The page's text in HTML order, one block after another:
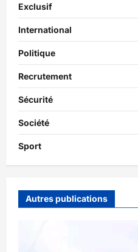
Exclusif
International
Politique
Recrutement
Sécurité
Société
Sport
Autres publications